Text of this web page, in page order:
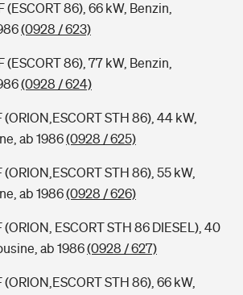
(ESCORT 86), 66 kW, Benzin,
(0928 / 623)
(ESCORT 86), 77 kW, Benzin,
(0928 / 624)
(ORION,ESCORT STH 86), 44 kW,
ab 1986(0928 / 625)
STH 86), 55 kW,
ab 1986(0928 / 626)
(ORION, ESCORT STH 86 DIESEL), 40
ab 1986(0928 / 627)
STH 86), 66 kW,